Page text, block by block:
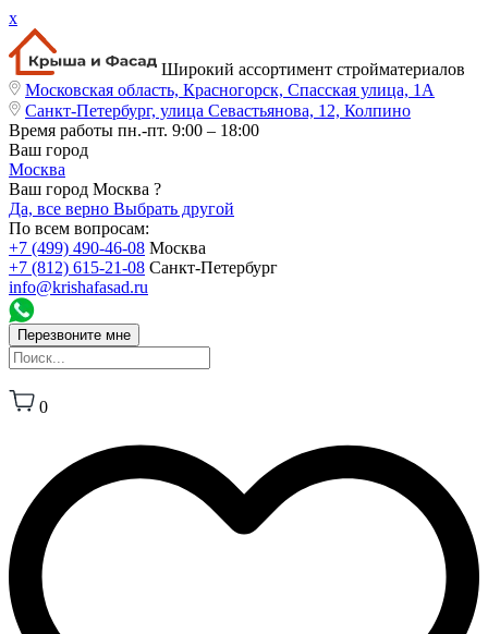
x
Широкий ассортимент стройматериалов
Московская область, Красногорск, Спасская улица, 1А
Санкт-Петербург, улица Севастьянова, 12, Колпино
Время работы пн.-пт. 9:00 – 18:00
Ваш город
Москва
Ваш город Москва ?
Да, все верно Выбрать другой
По всем вопросам:
+7 (499) 490-46-08 Москва
+7 (812) 615-21-08 Санкт-Петербург
info@krishafasad.ru
Перезвоните мне
0